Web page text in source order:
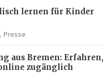
lernen für Kinder
Presse
aus Bremen: Erfahren,
zugänglich